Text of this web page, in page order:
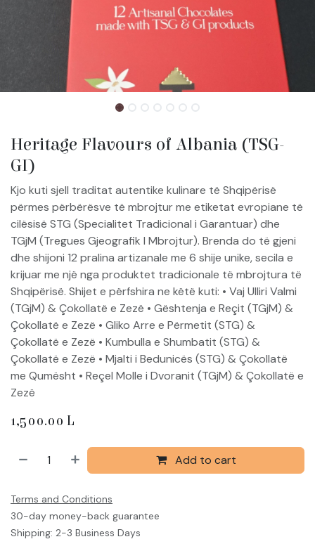
Heritage Flavours of Albania (TSG-
GI)
Kjo kuti sjell traditat autentike kulinare të Shqipërisë
përmes përbërësve të mbrojtur me etiketat evropiane të
cilësisë STG (Specialitet Tradicional i Garantuar) dhe
TGjM (Tregues Gjeografik I Mbrojtur). Brenda do të gjeni
dhe shijoni 12 pralina artizanale me 6 shije unike, secila e
krijuar me një nga produktet tradicionale të mbrojtura të
Shqipërisë. Shijet e përfshira ne këtë kuti: • Vaj Ulliri Valmi
(TGjM) & Çokollatë e Zezë • Gështenja e Reçit (TGjM) &
Çokollatë e Zezë • Gliko Arre e Përmetit (STG) &
Çokollatë e Zezë • Kumbulla e Shumbatit (STG) &
Çokollatë e Zezë • Mjalti i Bedunicës (STG) & Çokollatë
me Qumësht • Reçel Molle i Dvoranit (TGjM) & Çokollatë e
Zezë
1,500.00 L
Add to cart
Terms and Conditions
30-day money-back guarantee
Shipping: 2-3 Business Days